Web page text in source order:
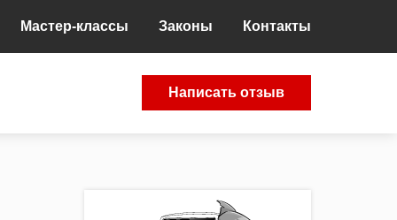
Мастер-классы Законы Контакты
Написать отзыв